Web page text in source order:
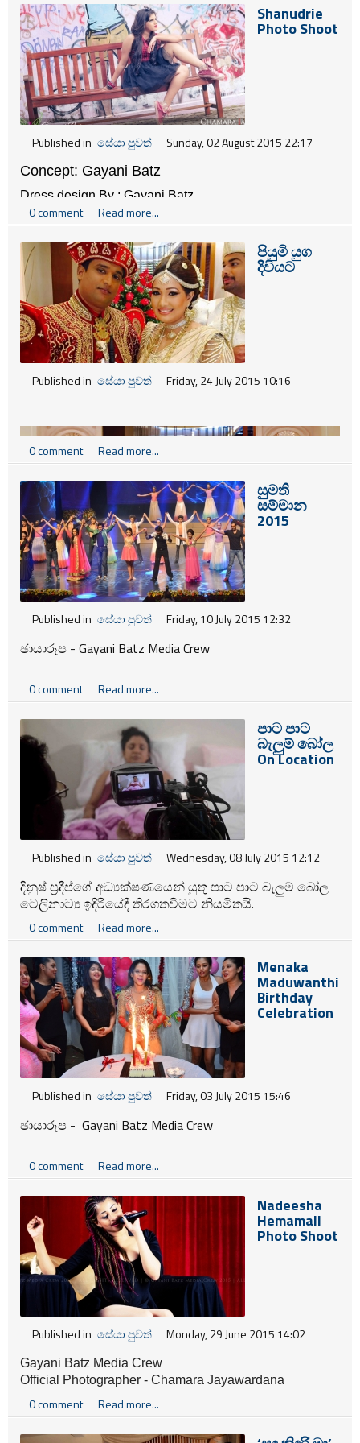
Shanudrie
Photo Shoot
Published in සේයා පුවත් Sunday, 02 August 2015 22:17
Concept: Gayani Batz
Dress design By : Gayani Batz
Makeup & Hair : Gayani Batz
Photography : Gayani Batz Media Crew Chamara
Jayawardana / MI Perera / Ashen Ravindu
Model (Actress) : Shanudrie Priyasad
0 comment Read more...
පියුමි යුග
දිවියට
Published in සේයා පුවත් Friday, 24 July 2015 10:16
0 comment Read more...
සුමති
සම්මාන
2015
Published in සේයා පුවත් Friday, 10 July 2015 12:32
ඡායාරූප - Gayani Batz Media Crew
0 comment Read more...
පාට පාට
බැලුම් බෝල
On Location
Published in සේයා පුවත් Wednesday, 08 July 2015 12:12
දිනුෂ් ප්‍රදීප්ගේ අධ්‍යක්ෂණයෙන් යුතු පාට පාට බැලුම් බෝල
ටෙලිනාට්‍ය ඉදිරියේදී තිරගතවීමට නියමිතයි.
0 comment Read more...
Menaka
Maduwanthi
Birthday
Celebration
Published in සේයා පුවත් Friday, 03 July 2015 15:46
ඡායාරූප - Gayani Batz Media Crew
0 comment Read more...
Nadeesha
Hemamali
Photo Shoot
Published in සේයා පුවත් Monday, 29 June 2015 14:02
Gayani Batz Media Crew
Official Photographer - Chamara Jayawardana
Retouch - MI Perera
0 comment Read more...